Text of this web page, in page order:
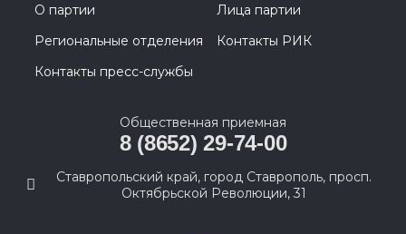
О партии
Лица партии
Региональные отделения
Контакты РИК
Контакты пресс-службы
Общественная приемная
8 (8652) 29-74-00
Ставропольский край, город Ставрополь, просп.
Октябрьской Революции, 31